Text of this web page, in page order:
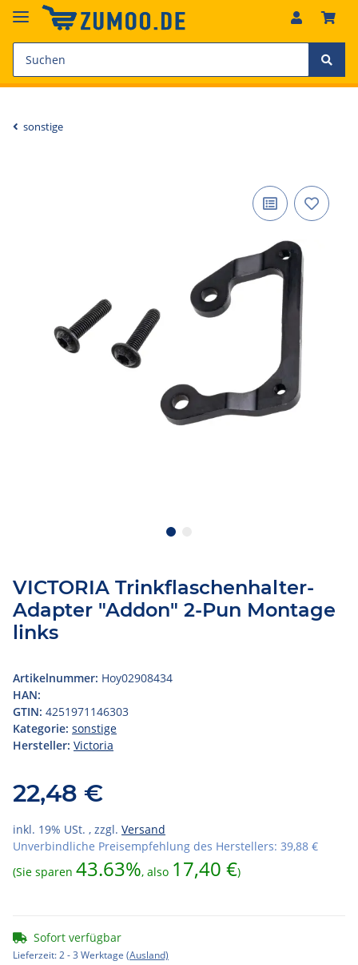
sonstige
VICTORIA Trinkflaschenhalter-
Adapter "Addon" 2-Pun Montage
links
Artikelnummer: Hoy02908434
HAN:
GTIN: 4251971146303
Kategorie: sonstige
Hersteller: Victoria
22,48 €
inkl. 19% USt. , zzgl. Versand
Unverbindliche Preisempfehlung des Herstellers: 39,88 €
(Sie sparen 43.63%, also 17,40 €)
Sofort verfügbar
Lieferzeit:2 - 3 Werktage (Ausland)